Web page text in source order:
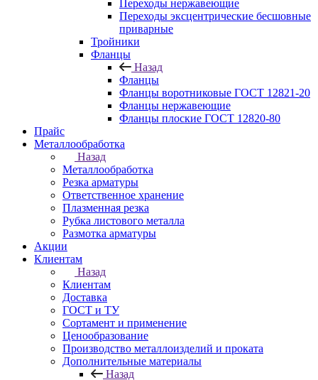
Переходы нержавеющие
Переходы эксцентрические бесшовные
приварные
Тройники
Фланцы
Назад
Фланцы
Фланцы воротниковые ГОСТ 12821-20
Фланцы нержавеющие
Фланцы плоские ГОСТ 12820-80
Прайс
Металлообработка
Назад
Металлообработка
Резка арматуры
Ответственное хранение
Плазменная резка
Рубка листового металла
Размотка арматуры
Акции
Клиентам
Назад
Клиентам
Доставка
ГОСТ и ТУ
Сортамент и применение
Ценообразование
Производство металлоизделий и проката
Дополнительные материалы
Назад